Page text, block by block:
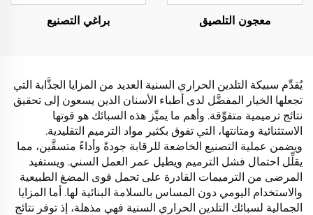
معجون التلصيق براغي التصنيع
يُقدِّم سبيكة التلدين الحراري السنية العديد من المزايا الجذَّابة التي
تجعلها الخيار المفضَّل لدى أطباء الأسنان الذين يسعون إلى تحقيق
نتائج ترميمية متفوِّقة. وأهم ما يميِّز هذه السبائك هو قوتها
الاستثنائية ومتانتها، التي تفوق بكثير مواد الترميم التقليدية.
ويضمن عملية التصنيع الخاضعة للرقابة جودةً وأداءً متسقَّين، مما
يقلِّل احتمال فشل الترميم ويطيل عمر العمل السني. ويستفيد
المرضى من الترميمات القادرة على تحمل قوى المضغ الطبيعية
والاستخدام اليومي دون المساس بالسلامة البنائية لها. أما المزايا
الجمالية لسبائك التلدين الحراري السنية فهي مذهلة، إذ توفر نتائج